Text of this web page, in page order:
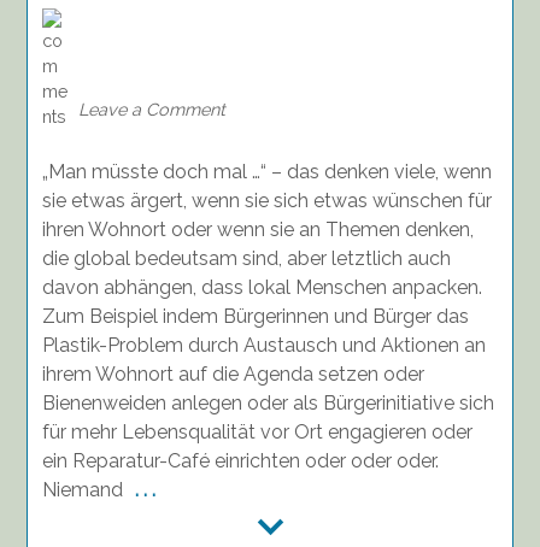
Leave a Comment
und
das
eigene
Aktionsbündnis
Mitstreiter
gewinnen,
Anmelden
bis
17.01.20
„Man müsste doch mal …“ – das denken viele, wenn
sie etwas ärgert, wenn sie sich etwas wünschen für
ihren Wohnort oder wenn sie an Themen denken,
die global bedeutsam sind, aber letztlich auch
davon abhängen, dass lokal Menschen anpacken.
Zum Beispiel indem Bürgerinnen und Bürger das
Plastik-Problem durch Austausch und Aktionen an
ihrem Wohnort auf die Agenda setzen oder
Bienenweiden anlegen oder als Bürgerinitiative sich
für mehr Lebensqualität vor Ort engagieren oder
ein Reparatur-Café einrichten oder oder oder.
Niemand . . .